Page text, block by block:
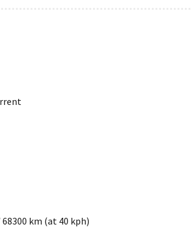
km (at 40 kph)